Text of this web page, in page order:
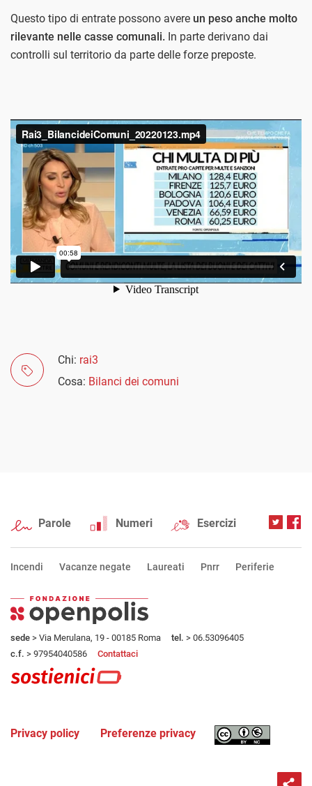
Questo tipo di entrate possono avere un peso anche molto
rilevante nelle casse comunali. In parte derivano dai
controlli sul territorio da parte delle forze preposte.
Chi: rai3
Cosa: Bilanci dei comuni
Parole Numeri Esercizi
Incendi Vacanze negate Laureati Pnrr Periferie
sede > Via Merulana, 19 - 00185 Roma tel. > 06.53096405
c.f. > 97954040586 Contattaci
Privacy policy Preferenze privacy